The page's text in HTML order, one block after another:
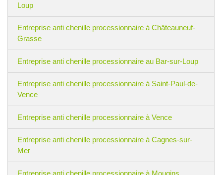
Loup
Entreprise anti chenille processionnaire à Châteauneuf-
Grasse
Entreprise anti chenille processionnaire au Bar-sur-Loup
Entreprise anti chenille processionnaire à Saint-Paul-de-
Vence
Entreprise anti chenille processionnaire à Vence
Entreprise anti chenille processionnaire à Cagnes-sur-
Mer
Entreprise anti chenille processionnaire à Mougins